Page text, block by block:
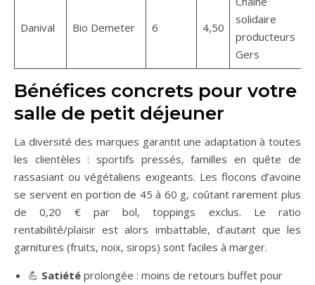
Danival Bio Demeter 6 4,50
solidaire
producteurs
Gers
Bénéfices concrets pour votre
salle de petit déjeuner
La diversité des marques garantit une adaptation à toutes
les clientèles : sportifs pressés, familles en quête de
rassasiant ou végétaliens exigeants. Les flocons d’avoine
se servent en portion de 45 à 60 g, coûtant rarement plus
de 0,20 € par bol, toppings exclus. Le ratio
rentabilité/plaisir est alors imbattable, d’autant que les
garnitures (fruits, noix, sirops) sont faciles à marger.
💪 Satiété prolongée : moins de retours buffet pour